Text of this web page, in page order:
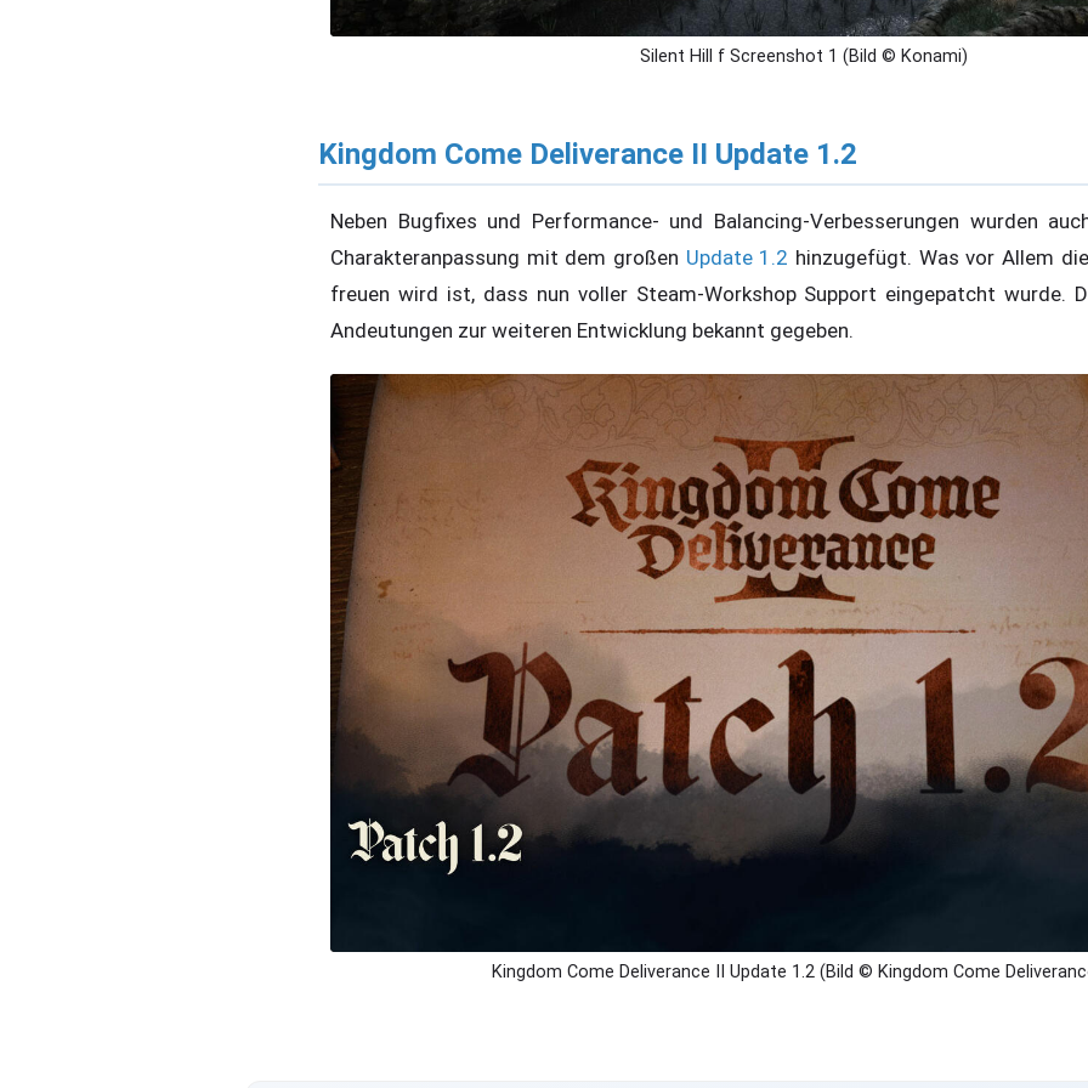
Silent Hill f Screenshot 1 (Bild © Konami)
Kingdom Come Deliverance II Update 1.2
Neben Bugfixes und Performance- und Balancing-Verbesserungen wurden
Charakteranpassung mit dem großen Update 1.2 hinzugefügt. Was vor Allem
freuen wird ist, dass nun voller Steam-Workshop Support eingepatcht wurde.
Andeutungen zur weiteren Entwicklung bekannt gegeben.
Kingdom Come Deliverance II Update 1.2 (Bild © Kingdom Come